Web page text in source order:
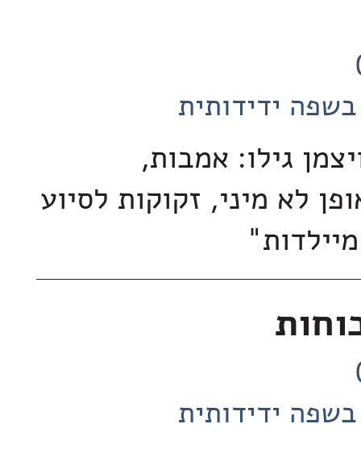
ידידותית
גילו: אמבות,
לא מיני, זקוקות לסיוע
ידידותית